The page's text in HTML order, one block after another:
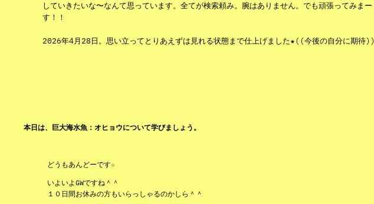
していきたいな〜なんて思っています。全てが検索頼み。腕はありません。でも頑張ってみまー
す！！
2026年4月28日。思い立ってとりあえずは見れる状態まで仕上げました★((今後の自分に期待))
本日は、巨大海水魚：オヒョウについて学びましょう。
どうもあんどーです☆
いよいよGWですね＾＾
１０日間お休みの方もいらっしゃるのかしら＾＾